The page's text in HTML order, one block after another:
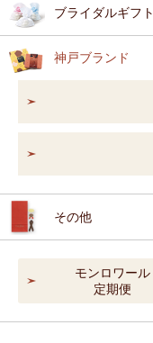
ブライダルギフト
神戸ブランド
その他
モンロワール
定期便